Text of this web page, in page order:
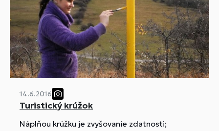
14.6.2016
Turistický krúžok
Náplňou krúžku je zvyšovanie zdatnosti;